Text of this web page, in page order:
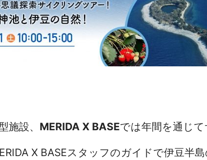
施設、 MERIDA X BASEでは年間を通じ
X BASEスタッフのガイドで伊豆半